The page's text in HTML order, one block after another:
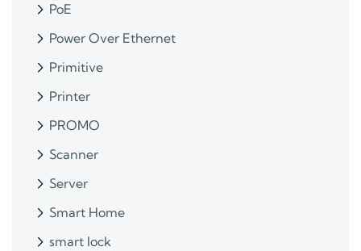
PoE
Power Over Ethernet
Primitive
Printer
PROMO
Scanner
Server
Smart Home
smart lock